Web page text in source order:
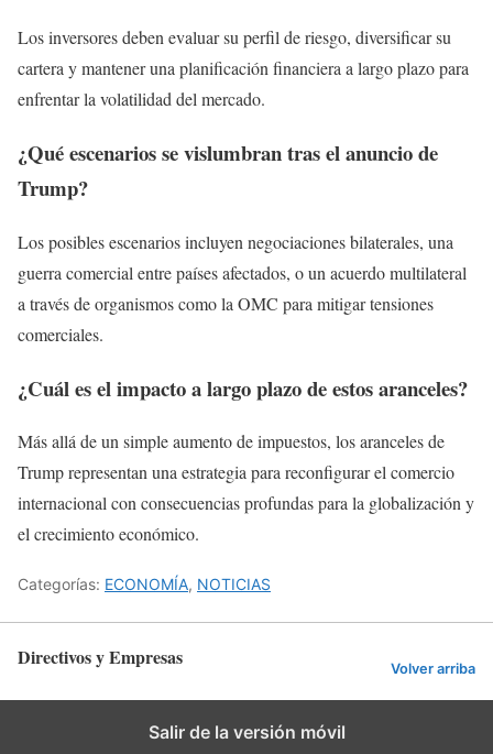
Los inversores deben evaluar su perfil de riesgo, diversificar su
cartera y mantener una planificación financiera a largo plazo para
enfrentar la volatilidad del mercado.
¿Qué escenarios se vislumbran tras el anuncio de
Trump?
Los posibles escenarios incluyen negociaciones bilaterales, una
guerra comercial entre países afectados, o un acuerdo multilateral
a través de organismos como la OMC para mitigar tensiones
comerciales.
¿Cuál es el impacto a largo plazo de estos aranceles?
Más allá de un simple aumento de impuestos, los aranceles de
Trump representan una estrategia para reconfigurar el comercio
internacional con consecuencias profundas para la globalización y
el crecimiento económico.
Categorías: ECONOMÍA, NOTICIAS
Directivos y Empresas Volver arriba
Salir de la versión móvil